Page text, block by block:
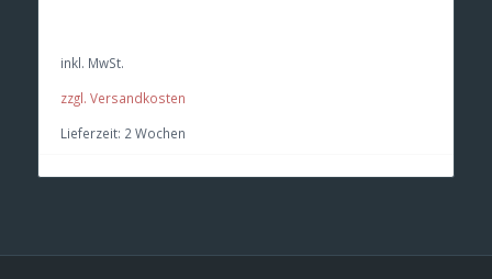
inkl. MwSt.
zzgl. Versandkosten
Lieferzeit: 2 Wochen